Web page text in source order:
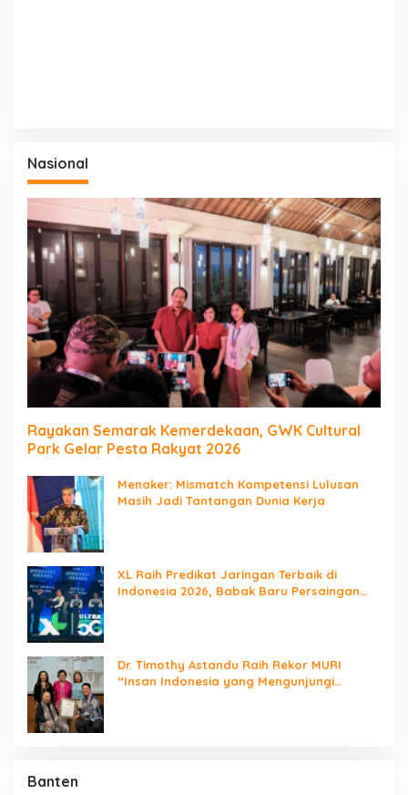
Nasional
Rayakan Semarak Kemerdekaan, GWK Cultural
Park Gelar Pesta Rakyat 2026
Menaker: Mismatch Kompetensi Lulusan
Masih Jadi Tantangan Dunia Kerja
XL Raih Predikat Jaringan Terbaik di
Indonesia 2026, Babak Baru Persaingan
Dr. Timothy Astandu Raih Rekor MURI
“Insan Indonesia yang Mengunjungi
Banten